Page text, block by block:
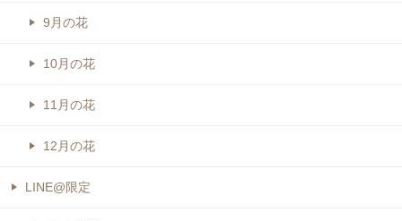
9月の花
10月の花
11月の花
12月の花
LINE@限定